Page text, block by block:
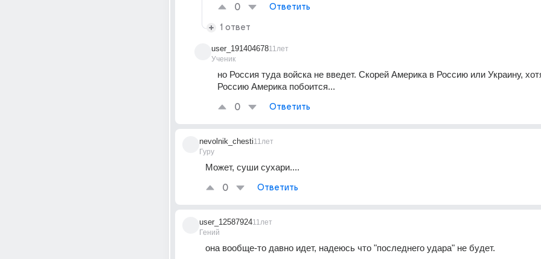
0 Ответить
1 ответ
user_191404678
Ученик
11лет
но Россия туда войска не введет. Скорей Америка в Россию или Украину,
Россию Америка побоится...
0 Ответить
nevolnik_chesti
Гуру
11лет
Может, суши сухари....
0 Ответить
user_12587924
Гений
11лет
она вообще-то давно идет, надеюсь что "последнего удара" не будет.